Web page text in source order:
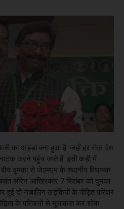
का अड्डा बना हुआ है. जहाँ हर रोज़ देश
करने पहुंच जाते हैं. इसी कड़ी में
दुमका से जेएमएम के स्थानीय विधायक
सोरेन आखिरकार 7 सितंबर को दुमका
हुई दो नाबालिग लड़कियों के पीड़ित परिवार
के परिजनों से मुलाकात कर शोक